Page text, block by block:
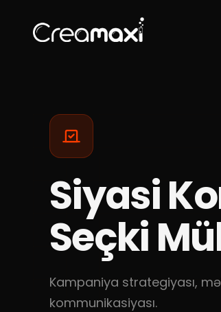
Siyasi
Seçki
Kampaniya strategiyası,
kommunikasiyası.